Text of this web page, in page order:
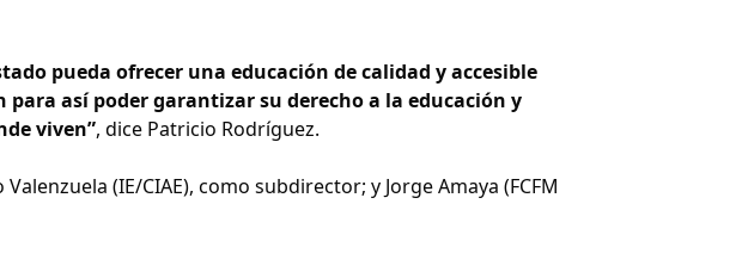
pueda ofrecer una educación de calidad y accesible
así poder garantizar su derecho a la educación y
viven”, dice Patricio Rodríguez.
(IE/CIAE), como subdirector; y Jorge Amaya (FCFM